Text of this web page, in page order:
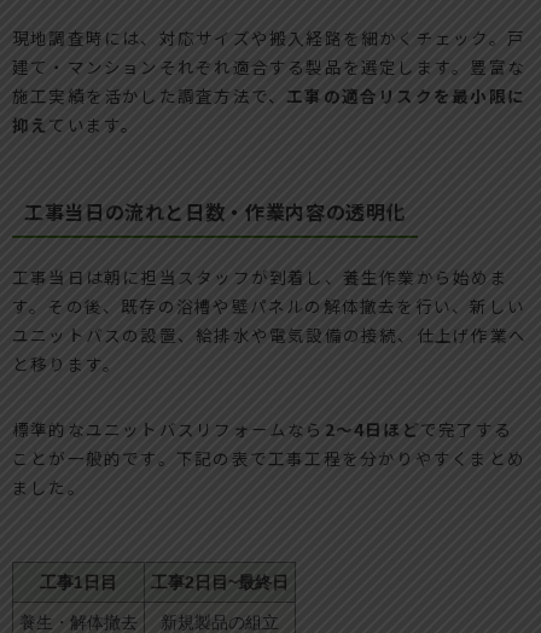
現地調査時には、対応サイズや搬入経路を細かくチェック。戸
建て・マンションそれぞれ適合する製品を選定します。豊富な
施工実績を活かした調査方法で、 工事の適合リスクを最小限に
抑え ています。
工事当日の流れと日数・作業内容の透明化
工事当日は朝に担当スタッフが到着し、養生作業から始めま
す。その後、既存の浴槽や壁パネルの解体撤去を行い、新しい
ユニットバスの設置、給排水や電気設備の接続、仕上げ作業へ
と移ります。
標準的なユニットバスリフォームなら 2～4日ほどで完了する
ことが一般的です。下記の表で工事工程を分かりやすくまとめ
ました。
工事1日目 工事2日目~最終日
養生・解体撤去 新規製品の組立